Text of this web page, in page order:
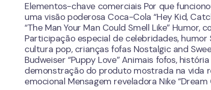
Elementos-chave comerciais Por que
uma visão poderosa Coca-Cola “Hey Kid,
“The Man Your Man Could Smell Like”
Participação especial de celebridades, humor
cultura pop, crianças fofas Nostalgic and
Budweiser “Puppy Love” Animais fofos,
demonstração do produto mostrada na vida
emocional Mensagem reveladora Nike